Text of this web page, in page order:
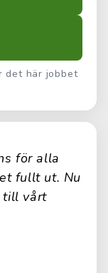
det här jobbet
för alla
fullt ut. Nu
till vårt